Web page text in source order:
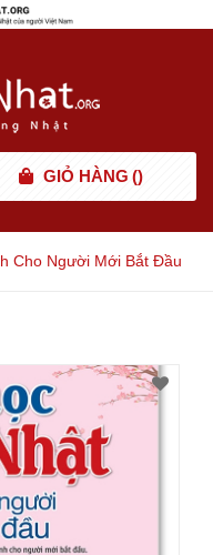
GIỎ HÀNG ()
Cho Người Mới Bắt Đầu